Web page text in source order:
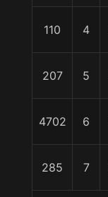
110 4
207 5
4702 6
285 7